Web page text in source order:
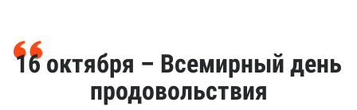
16 октября – Всемирный день
продовольствия